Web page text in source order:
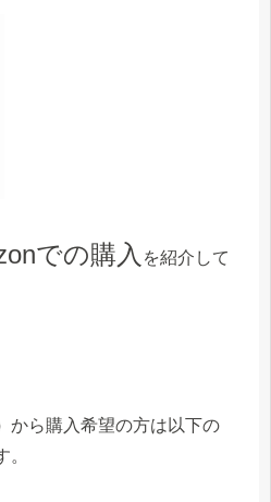
での購入 を紹介して
から購入希望の方は以下の